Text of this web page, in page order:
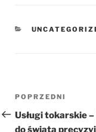
KATEGORIE
Nawigacja
wpisu
Poprzedni
wpis
POPRZEDNI
Usługi tokarskie
do świata